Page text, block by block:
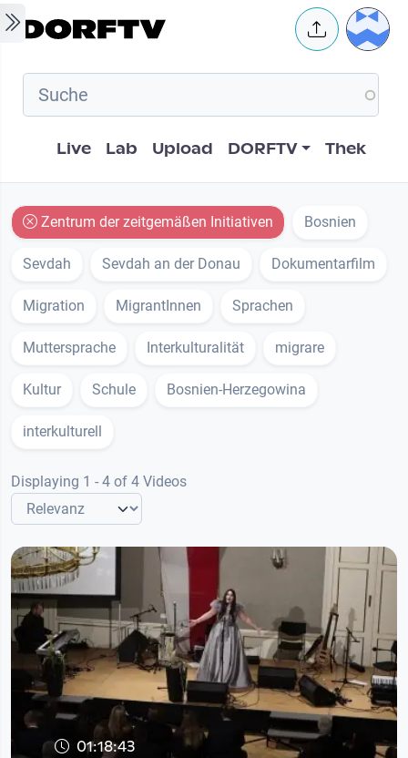
Skip to main content User
Hauptnavigation
Live Lab Upload DORFTV Thek
Zentrum der zeitgemäßen Initiativen Bosnien
Sevdah Sevdah an der Donau Dokumentarfilm
Migration MigrantInnen Sprachen
Muttersprache Interkulturalität migrare
Kultur Schule Bosnien-Herzegowina
interkulturell
Displaying 1 - 4 of 4 Videos
01:18:43